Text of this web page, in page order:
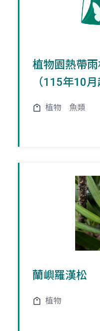
植物園熱帶
（115年10
植物 魚類
蘭嶼羅漢松
植物